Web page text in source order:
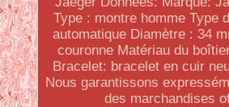
Type : montre homme Type
automatique Diamètre : 34
couronne Matériau du
Bracelet: bracelet en cuir
Nous garantissons
des marchandises